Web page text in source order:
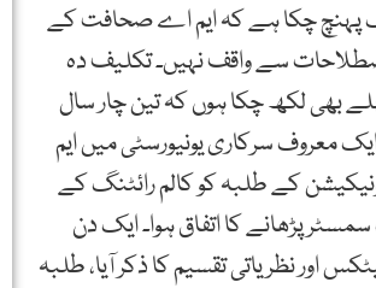
پہنچ چکا ہے کہ ایم اے صحافت کے
سے واقف نہیں۔ تکلیف دہ
بھی لکھ چکا ہوں کہ تین چار سال
معروف سرکاری یونیورسٹی میں ایم
کے طلبہ کو کالم رائٹنگ کے
پڑھانے کا اتفاق ہوا۔ ایک دن
اور نظریاتی تقسیم کا ذکر آیا، طلبہ